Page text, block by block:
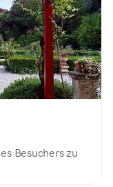
Besuchers zu